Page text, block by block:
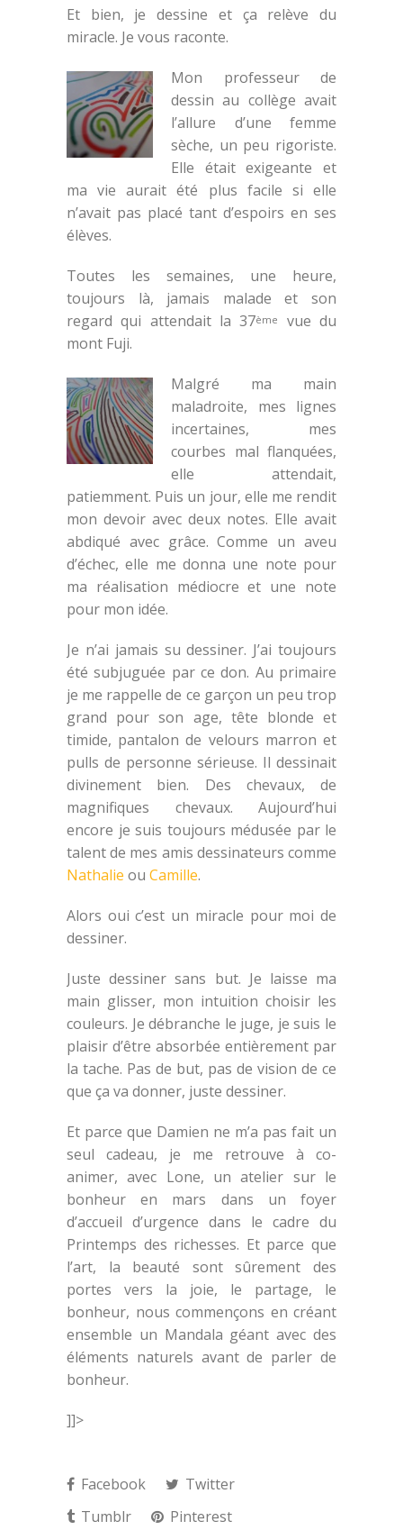
Et bien, je dessine et ça relève du
miracle. Je vous raconte.
Mon professeur de
dessin au collège avait
l’allure d’une femme
sèche, un peu rigoriste.
Elle était exigeante et
ma vie aurait été plus facile si elle
n’avait pas placé tant d’espoirs en ses
élèves.
Toutes les semaines, une heure,
toujours là, jamais malade et son
regard qui attendait la 37ème
vue du
mont Fuji.
Malgré ma main
maladroite, mes lignes
incertaines, mes
courbes mal flanquées,
elle attendait,
patiemment. Puis un jour, elle me rendit
mon devoir avec deux notes. Elle avait
abdiqué avec grâce. Comme un aveu
d’échec, elle me donna une note pour
ma réalisation médiocre et une note
pour mon idée.
Je n’ai jamais su dessiner. J’ai toujours
été subjuguée par ce don. Au primaire
je me rappelle de ce garçon un peu trop
grand pour son age, tête blonde et
timide, pantalon de velours marron et
pulls de personne sérieuse. Il dessinait
divinement bien. Des chevaux, de
magnifiques chevaux. Aujourd’hui
encore je suis toujours médusée par le
talent de mes amis dessinateurs comme
Nathalie ou Camille.
Alors oui c’est un miracle pour moi de
dessiner.
Juste dessiner sans but. Je laisse ma
main glisser, mon intuition choisir les
couleurs. Je débranche le juge, je suis le
plaisir d’être absorbée entièrement par
la tache. Pas de but, pas de vision de ce
que ça va donner, juste dessiner.
Et parce que Damien ne m’a pas fait un
seul cadeau, je me retrouve à co-
animer, avec Lone, un atelier sur le
bonheur en mars dans un foyer
d’accueil d’urgence dans le cadre du
Printemps des richesses. Et parce que
l’art, la beauté sont sûrement des
portes vers la joie, le partage, le
bonheur, nous commençons en créant
ensemble un Mandala géant avec des
éléments naturels avant de parler de
bonheur.
]]>
Facebook
Twitter
Tumblr
Pinterest